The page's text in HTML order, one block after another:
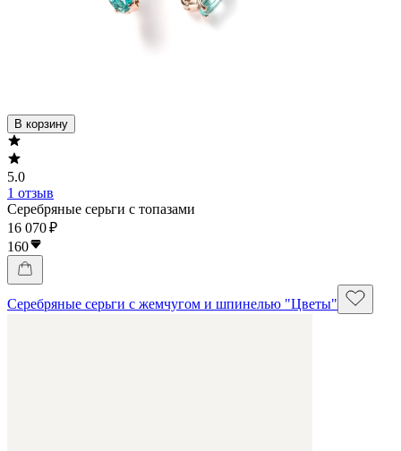
В корзину
5.0
1 отзыв
Серебряные серьги с топазами
16 070 ₽
160
Серебряные серьги с жемчугом и шпинелью "Цветы"